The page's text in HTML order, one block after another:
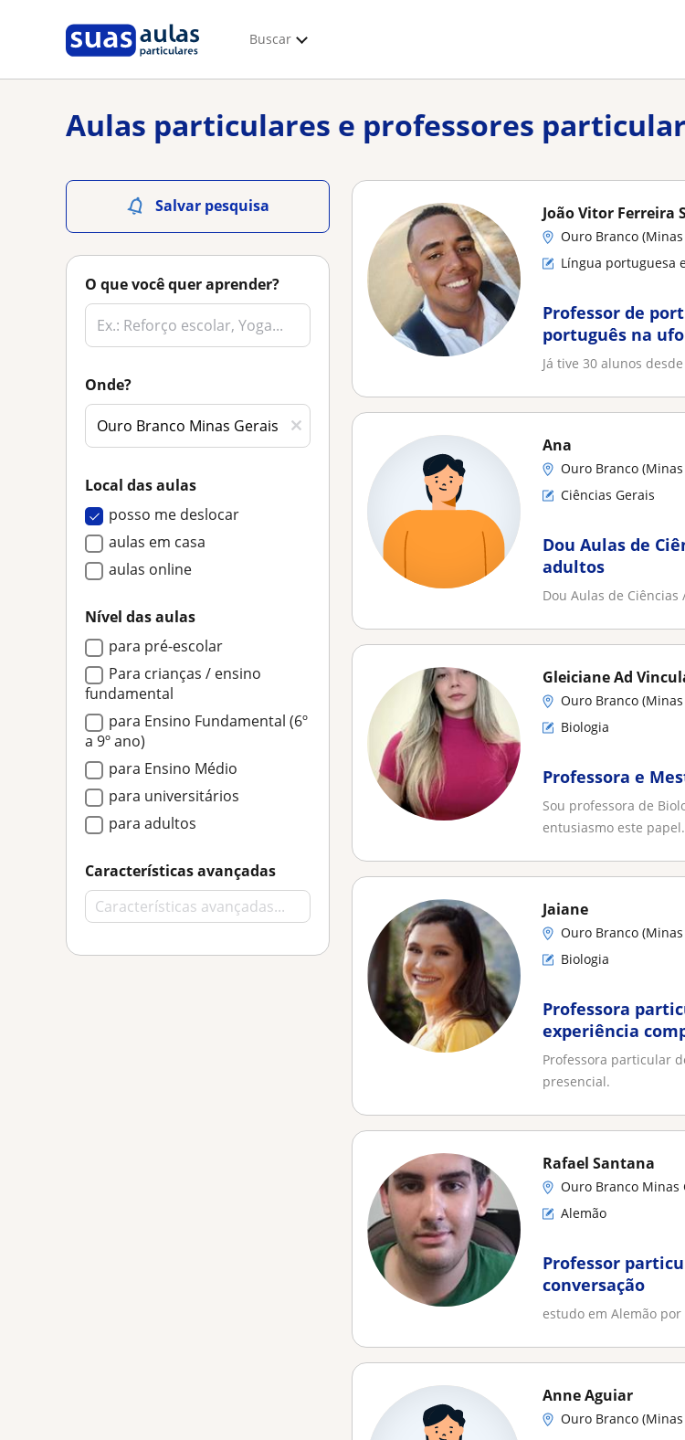
Buscar
Aulas particulares e professores
Salvar pesquisa
O que você quer aprender?
Onde?
Local das aulas
posso me deslocar
aulas em casa
aulas online
Nível das aulas
para pré-escolar
Para crianças / ensino
fundamental
para Ensino Fundamental (6º
a 9º ano)
para Ensino Médio
para universitários
para adultos
Características avançadas
João Vitor Ferreira
Ouro Branco
Língua portuguesa
Professor de
português na
Já tive 30 alunos
Ana
Ouro Branco
Ciências Gerais
Dou Aulas de
adultos
Dou Aulas de
Gleiciane Ad
Ouro Branco
Biologia
Professora e
Sou professora de
entusiasmo este
Jaiane
Ouro Branco
Biologia
Professora
experiência
Professora particular
presencial.
Rafael Santana
Ouro Branco Minas
Alemão
Professor
conversação
estudo em Alemão
Anne Aguiar
Ouro Branco